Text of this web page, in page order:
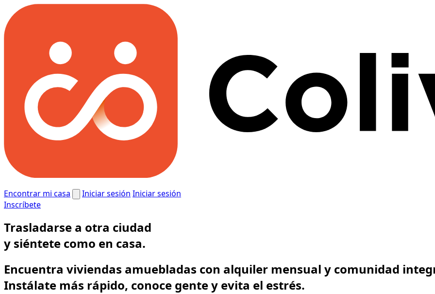
Encontrar mi casa Iniciar sesión Iniciar sesión
Inscríbete
Trasladarse a otra ciudad
y siéntete como en casa.
Encuentra viviendas amuebladas con alquiler mensual y comunidad
Instálate más rápido, conoce gente y evita el estrés.